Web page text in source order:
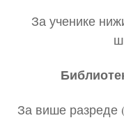
За ученике
За више разреде